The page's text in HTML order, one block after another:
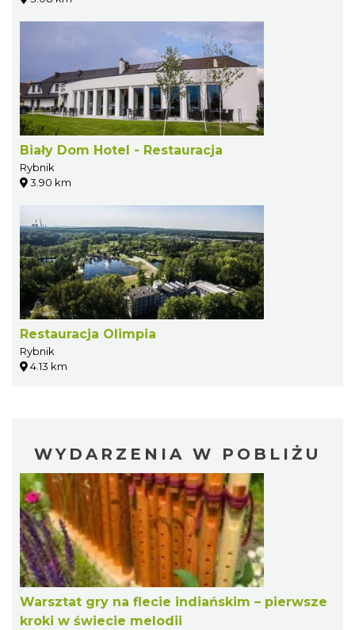
Biały Dom Hotel - Restauracja
Rybnik
3.90 km
Restauracja Olimpia
Rybnik
4.13 km
WYDARZENIA W POBLIŻU
Warsztat gry na flecie indiańskim – pierwsze
kroki w świecie melodii